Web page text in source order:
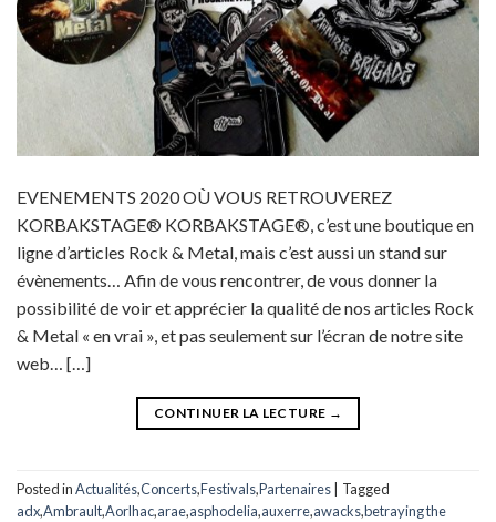
EVENEMENTS 2020 OÙ VOUS RETROUVEREZ
KORBAKSTAGE® KORBAKSTAGE®, c’est une boutique en
ligne d’articles Rock & Metal, mais c’est aussi un stand sur
évènements… Afin de vous rencontrer, de vous donner la
possibilité de voir et apprécier la qualité de nos articles Rock
& Metal « en vrai », et pas seulement sur l’écran de notre site
web… […]
CONTINUER LA LECTURE →
Posted inActualités,Concerts,Festivals,Partenaires
Tagged
adx,Ambrault,Aorlhac,arae,asphodelia,auxerre,awacks,betraying the